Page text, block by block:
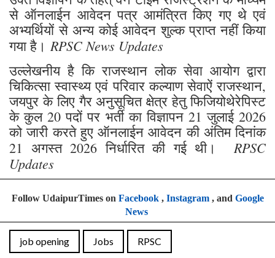
से ऑनलाईन आवेदन पत्र आमंत्रित किए गए थे एवं
अभ्यर्थियों से अन्य कोई आवेदन शुल्क प्राप्त नहीं किया
गया है। RPSC News Updates
उल्लेखनीय है कि राजस्थान लोक सेवा आयोग द्वारा
चिकित्सा स्वास्थ्य एवं परिवार कल्याण सेवाऐं राजस्थान,
जयपुर के लिए गैर अनुसूचित क्षेत्र हेतु फिजियोथेरेपिस्ट
के कुल 20 पदों पर भर्ती का विज्ञापन 21 जुलाई 2026
को जारी करते हुए ऑनलाईन आवेदन की अंतिम दिनांक
21 अगस्त 2026 निर्धारित की गई थी। RPSC
Updates
Follow UdaipurTimes on Facebook, Instagram, and Google
News
job opening Jobs RPSC